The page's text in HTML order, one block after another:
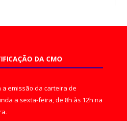
DA CMO
emissão da carteira de
a sexta-feira, de 8h às 12h na